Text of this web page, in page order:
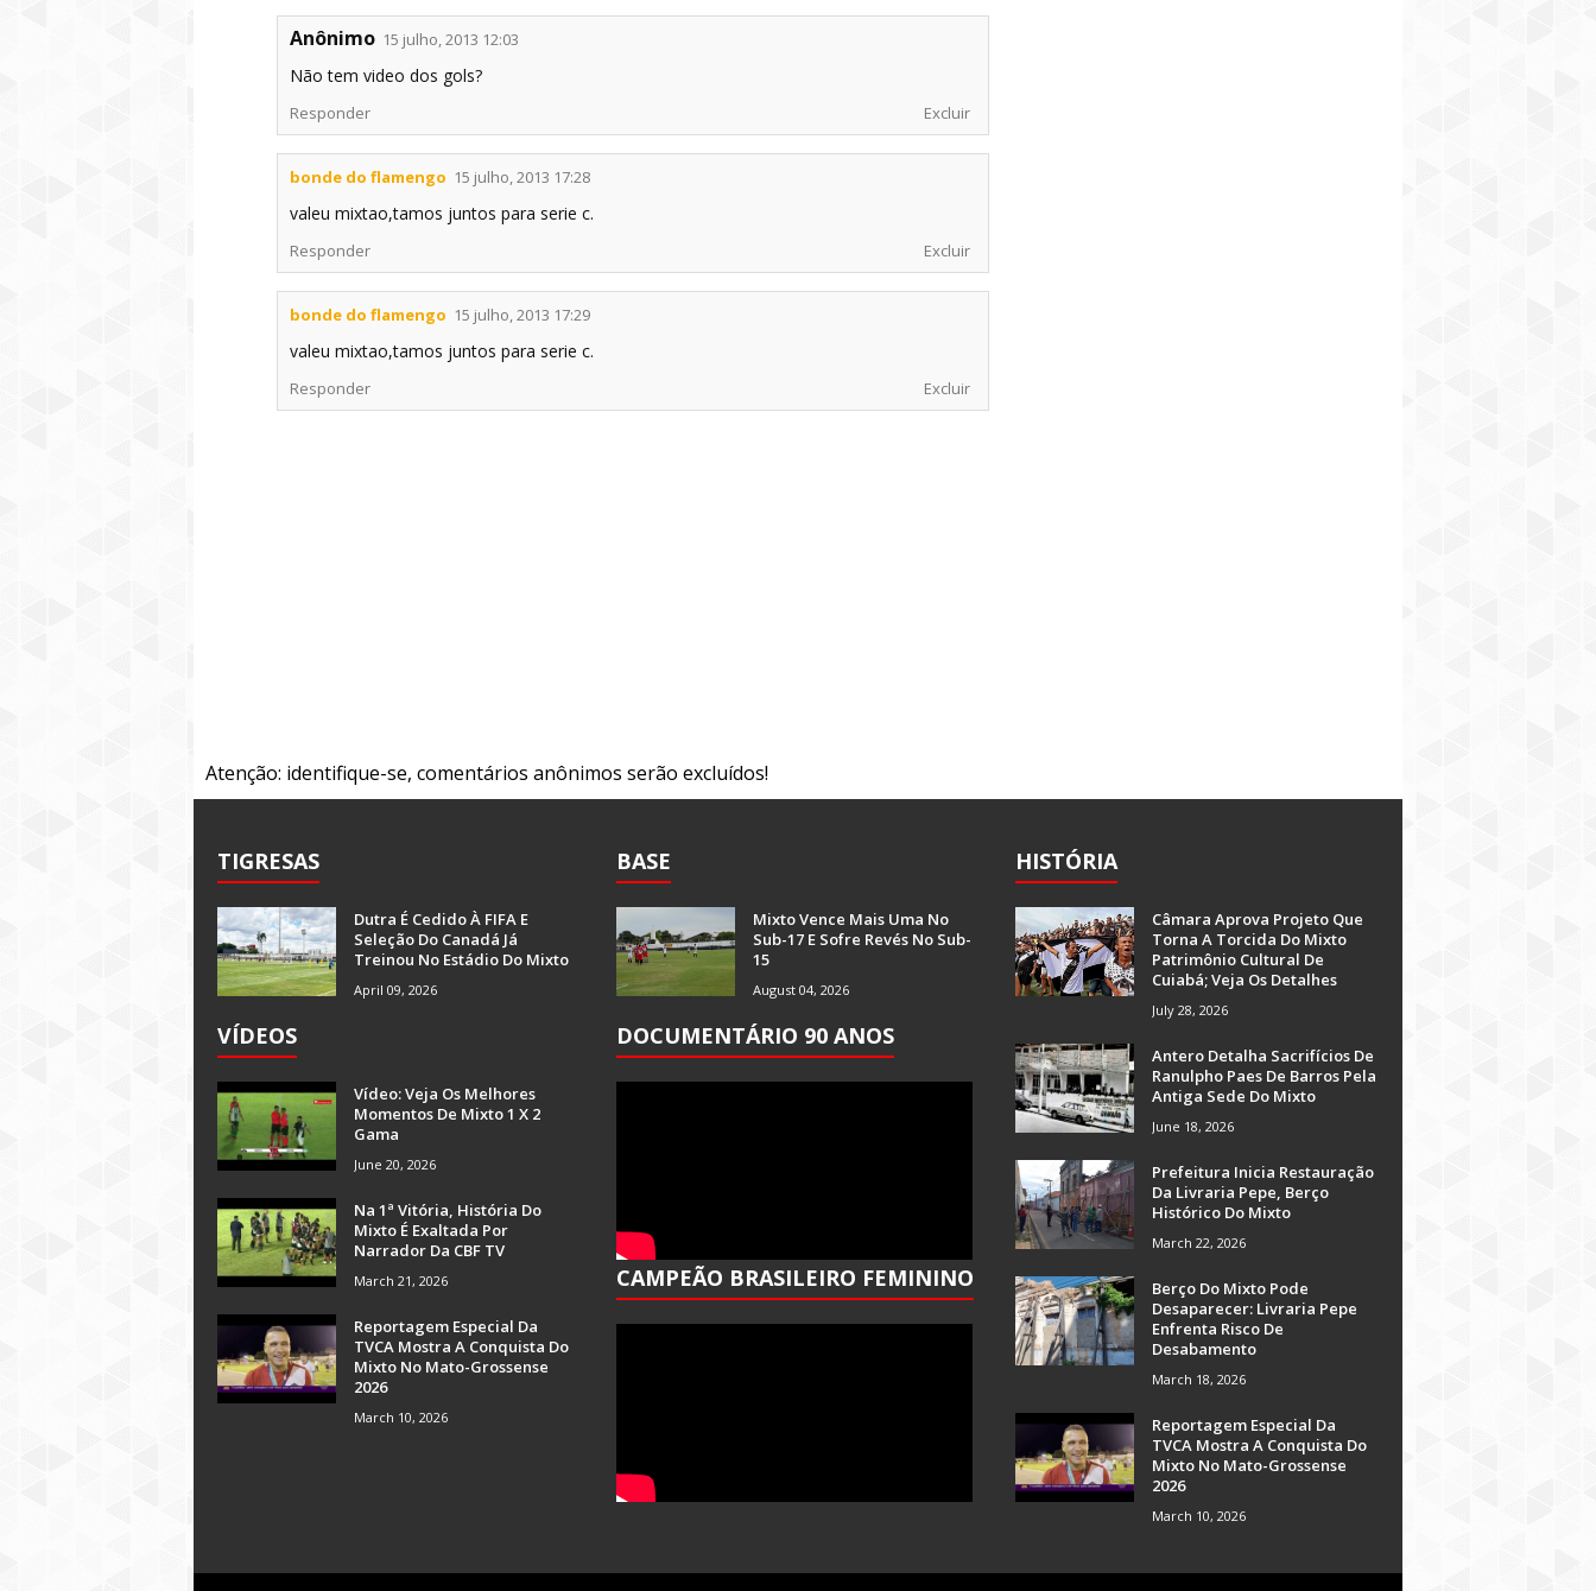
Anônimo 15 julho, 2013 12:03
Não tem video dos gols?
Responder Excluir
bonde do flamengo 15 julho, 2013 17:28
valeu mixtao,tamos juntos para serie c.
Responder Excluir
bonde do flamengo 15 julho, 2013 17:29
valeu mixtao,tamos juntos para serie c.
Responder Excluir
Atenção: identifique-se, comentários anônimos serão excluídos!
TIGRESAS
Dutra É Cedido À FIFA E
Seleção Do Canadá Já
Treinou No Estádio Do Mixto
April 09, 2026
VÍDEOS
Vídeo: Veja Os Melhores
Momentos De Mixto 1 X 2
Gama
June 20, 2026
Na 1ª Vitória, História Do
Mixto É Exaltada Por
Narrador Da CBF TV
March 21, 2026
Reportagem Especial Da
TVCA Mostra A Conquista Do
Mixto No Mato-Grossense
2026
March 10, 2026
BASE
Mixto Vence Mais Uma No
Sub-17 E Sofre Revés No Sub-
15
August 04, 2026
DOCUMENTÁRIO 90 ANOS
CAMPEÃO BRASILEIRO FEMININO
HISTÓRIA
Câmara Aprova Projeto Que
Torna A Torcida Do Mixto
Patrimônio Cultural De
Cuiabá; Veja Os Detalhes
July 28, 2026
Antero Detalha Sacrifícios De
Ranulpho Paes De Barros Pela
Antiga Sede Do Mixto
June 18, 2026
Prefeitura Inicia Restauração
Da Livraria Pepe, Berço
Histórico Do Mixto
March 22, 2026
Berço Do Mixto Pode
Desaparecer: Livraria Pepe
Enfrenta Risco De
Desabamento
March 18, 2026
Reportagem Especial Da
TVCA Mostra A Conquista Do
Mixto No Mato-Grossense
2026
March 10, 2026